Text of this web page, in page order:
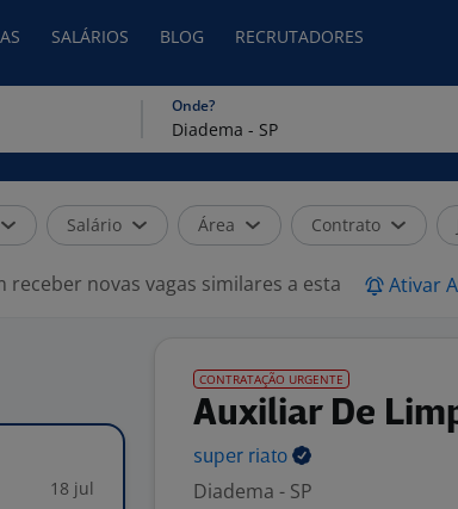
SALÁRIOS BLOG RECRUTADORES
Onde?
Salário Área Contrato
receber novas vagas similares a esta Ativar
18 jul
CONTRATAÇÃO URGENTE
Auxiliar De
super riato
Diadema - SP